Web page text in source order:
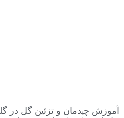
آموزش چیدمان و تزئین گل در